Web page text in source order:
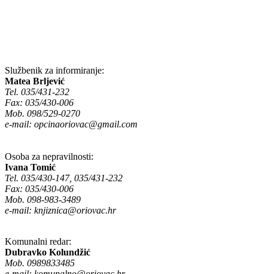
Službenik za informiranje:
Matea Brljević
Tel. 035/431-232
Fax: 035/430-006
Mob. 098/529-0270
e-mail: opcinaoriovac@gmail.com
Osoba za nepravilnosti:
Ivana Tomić
Tel. 035/430-147, 035/431-232
Fax: 035/430-006
Mob. 098-983-3489
e-mail: knjiznica@oriovac.hr
Komunalni redar:
Dubravko Kolundžić
Mob. 0989833485